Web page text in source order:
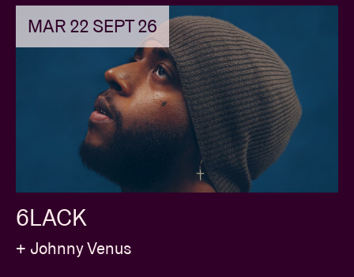
MAR 22 SEPT 26
6LACK
+ Johnny Venus